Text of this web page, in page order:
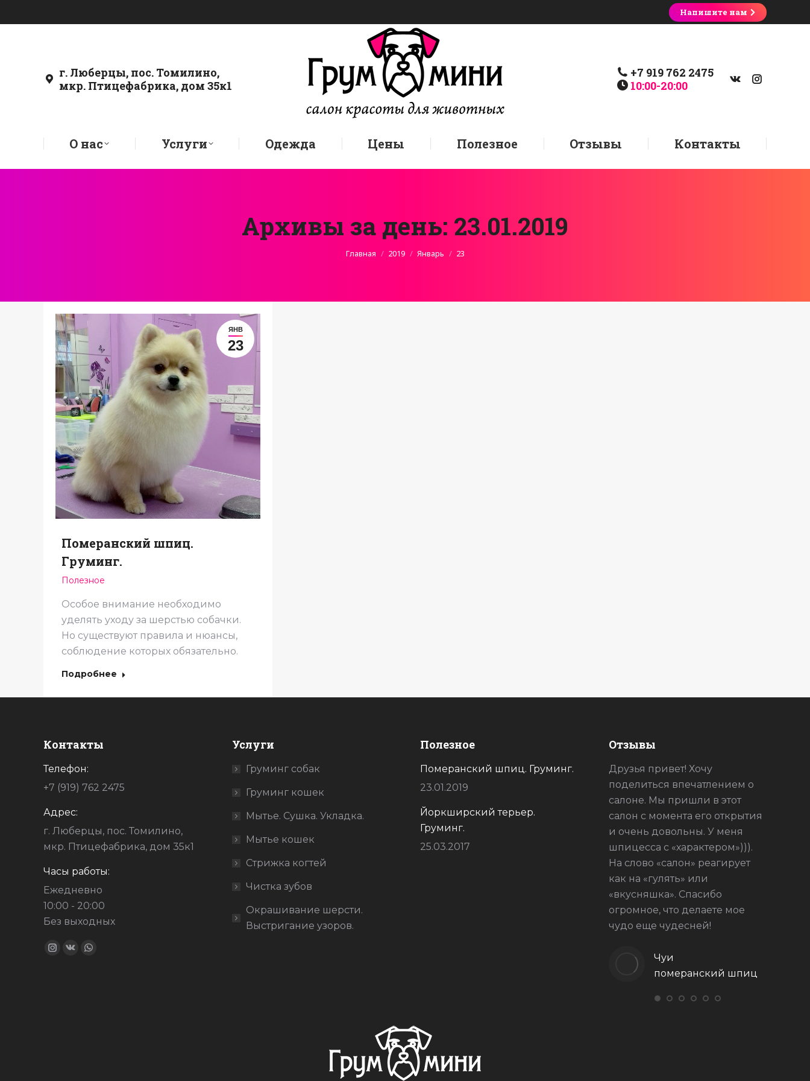
Напишите нам
г. Люберцы, пос. Томилино,
мкр. Птицефабрика, дом 35к1
+7 919 762 2475
10:00-20:00
О нас Услуги Одежда Цены Полезное Отзывы Контакты
Архивы за день: 23.01.2019
Главная 2019 Январь 23
ЯНВ
23
Померанский шпиц.
Груминг.
Полезное
Особое внимание необходимо
уделять уходу за шерстью собачки.
Но существуют правила и нюансы,
соблюдение которых обязательно.
Подробнее
Контакты
Телефон:
+7 (919) 762 2475
Адрес:
г. Люберцы, пос. Томилино,
мкр. Птицефабрика, дом 35к1
Часы работы:
Ежедневно
10:00 - 20:00
Без выходных
Ищите нас:
СтраницаСтраница
Страница
Услуги
Груминг собак
Груминг кошек
Мытье. Сушка. Укладка.
Мытье кошек
Стрижка когтей
Чистка зубов
Окрашивание шерсти.
Выстригание узоров.
Полезное
Померанский шпиц. Груминг.
23.01.2019
Йоркширский терьер.
Груминг.
25.03.2017
Отзывы
йоркширский терьер
Спасибо вам большое за ваши
золотые ручки!. Не узнала
приабражение
Спасибо большущее за
нашего красавчика! Как
Друзья привет! Хочу
поделиться впечатлением о
салоне. Мы пришли в этот
салон с момента его открытия
и очень довольны. У меня
шпицесса с «характером»))).
На слово «салон» реагирует
как на «гулять» или
«вкусняшка». Спасибо
огромное, что делаете мое
чудо еще чудесней!
Чуи
померанский шпиц